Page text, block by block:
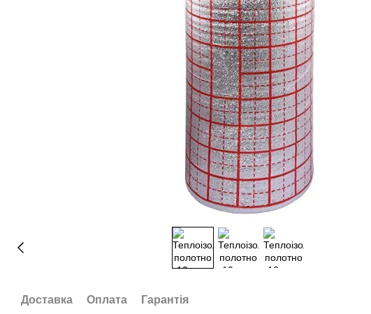
Доставка Оплата Гарантія